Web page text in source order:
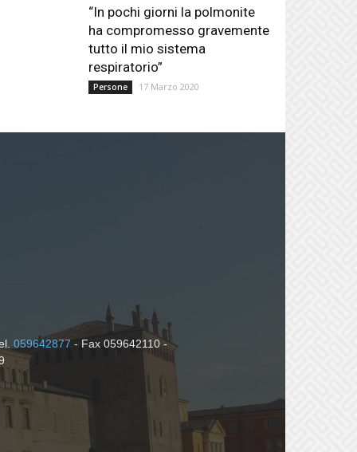
“In pochi giorni la polmonite
ha compromesso gravemente
tutto il mio sistema
respiratorio”
Persone 17 Marzo 2020
059642877 - Fax 059642110 -